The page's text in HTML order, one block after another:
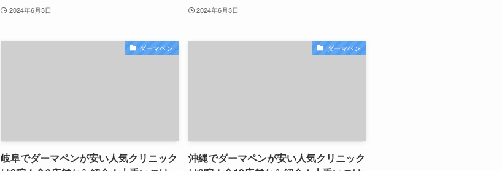
2024年6月3日 2024年6月3日
ダーマペン
岐阜でダーマペンが安い人気クリニック
ダーマペン
沖縄でダーマペンが安い人気クリニック